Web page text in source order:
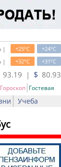
+24oC
+25oC
|
+31oC
+32oC
|
93.19 | $ 80.93
Гороскоп Гостевая
Учеба